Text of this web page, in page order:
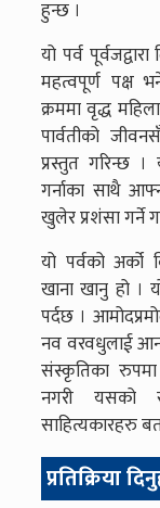
हुन्छ ।
यो पर्व
महत्वपूर्ण पक्ष
क्रममा वृद्ध
पार्वतीको
प्रस्तुत गरिन्छ
गर्नाका साथै
खुलेर प्रशंसा गर्ने
यो पर्वको अर्को
खाना खानु हो ।
पर्दछ ।
नव वरवधुलाई
संस्कृतिका
नगरी यसको
साहित्यकारहरु
प्रतिक्रिया